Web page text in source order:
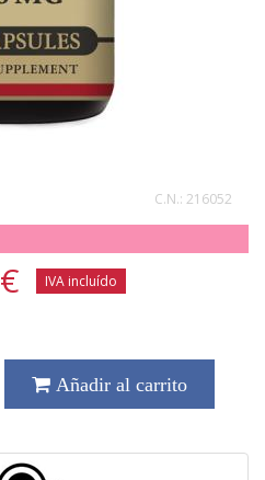
C.N.: 216052
€ IVA incluído
Añadir al carrito